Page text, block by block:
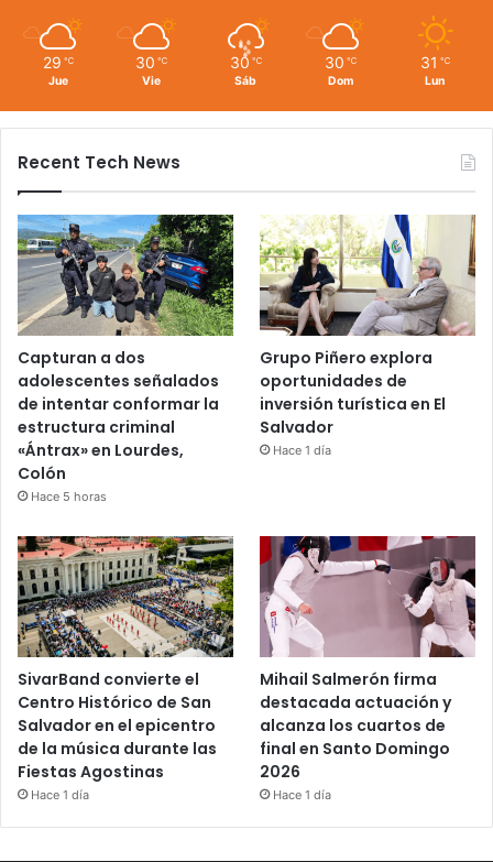
29 ℃
Jue
30 ℃
Vie
30 ℃
Sáb
30 ℃
Dom
31 ℃
Lun
Recent Tech News
Capturan a dos
adolescentes señalados
de intentar conformar la
estructura criminal
«Ántrax» en Lourdes,
Colón
Hace 5 horas
Grupo Piñero explora
oportunidades de
inversión turística en El
Salvador
Hace 1 día
SivarBand convierte el
Centro Histórico de San
Salvador en el epicentro
de la música durante las
Fiestas Agostinas
Hace 1 día
Mihail Salmerón firma
destacada actuación y
alcanza los cuartos de
final en Santo Domingo
2026
Hace 1 día